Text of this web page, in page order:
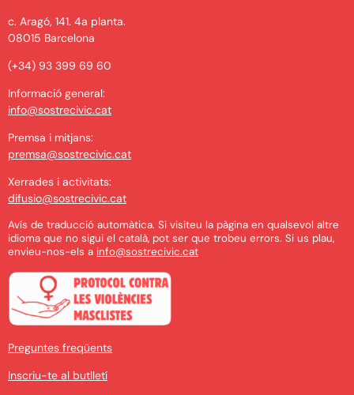
c. Aragó, 141. 4a planta.
08015 Barcelona
(+34) 93 399 69 60
Informació general:
info@sostrecivic.cat
Premsa i mitjans:
premsa@sostrecivic.cat
Xerrades i activitats:
difusio@sostrecivic.cat
Avís de traducció automàtica. Si visiteu la pàgina en qualsevol altre
idioma que no sigui el català, pot ser que trobeu errors. Si us plau,
envieu-nos-els a info@sostrecivic.cat
Preguntes freqüents
Inscriu-te al butlletí